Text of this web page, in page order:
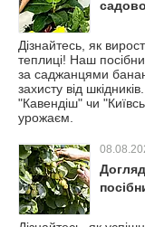
Дізнайтесь, як
теплиці! Наш
за саджанцями
захисту від
"Кавендіш" чи
урожаєм.